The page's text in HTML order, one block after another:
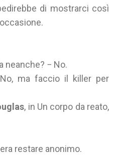
di mostrarci così
neanche? − No.
ma faccio il killer per
, in Un corpo da reato,
restare anonimo.